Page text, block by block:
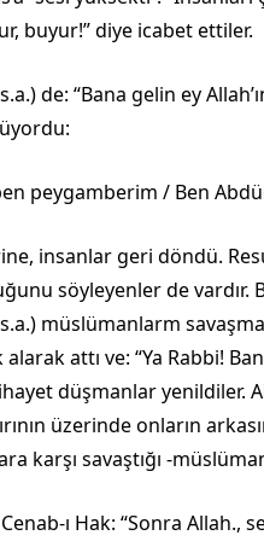
buyur!” diye icabet ettiler.
de: “Bana gelin ey
peygamberim / Ben
insanlar geri döndü.
söyleyenler de
müslümanlarm
attı ve: “Ya Rabbi!
düşmanlar yenil­diler.
üzerinde onların
karşı savaştığı -
ı Hak: “Sonra